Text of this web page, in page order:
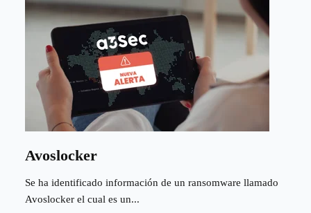
Avoslocker
Se ha identificado información de un ransomware llamado
Avoslocker el cual es un...